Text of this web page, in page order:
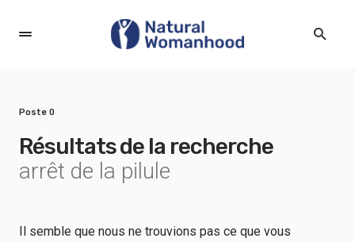
Poste 0
Résultats de la recherche
arrêt de la pilule
Il semble que nous ne trouvions pas ce que vous